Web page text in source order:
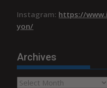
Instagram: https://
yon/
Archives
Archives